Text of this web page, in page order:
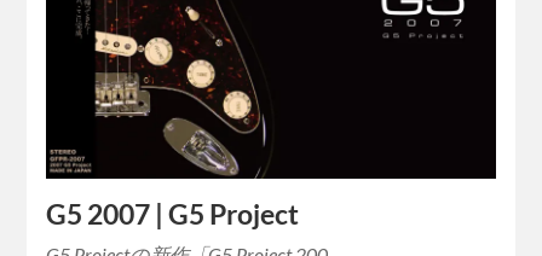
G5 2007 | G5 Project